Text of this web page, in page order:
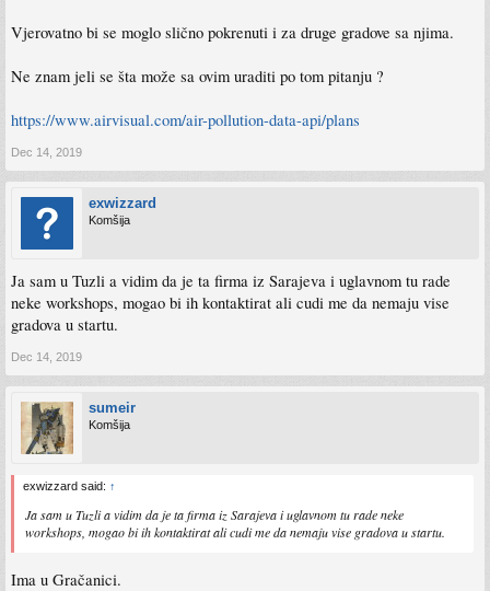
Vjerovatno bi se moglo slično pokrenuti i za druge gradove sa njima.
Ne znam jeli se šta može sa ovim uraditi po tom pitanju ?
https://www.airvisual.com/air-pollution-data-api/plans
Dec 14, 2019
exwizzard
Komšija
Ja sam u Tuzli a vidim da je ta firma iz Sarajeva i uglavnom tu rade
neke workshops, mogao bi ih kontaktirat ali cudi me da nemaju vise
gradova u startu.
Dec 14, 2019
sumeir
Komšija
exwizzard said: ↑
Ja sam u Tuzli a vidim da je ta firma iz Sarajeva i uglavnom tu rade neke
workshops, mogao bi ih kontaktirat ali cudi me da nemaju vise gradova u startu.
Ima u Gračanici.